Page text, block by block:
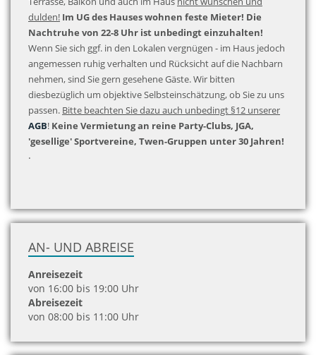
dulden! Im UG des Hauses wohnen feste Mieter! Die
Nachtruhe von 22-8 Uhr ist unbedingt einzuhalten!
Wenn Sie sich ggf. in den Lokalen vergnügen - im Haus jedoch
angemessen ruhig verhalten und Rücksicht auf die Nachbarn
nehmen, sind Sie gern gesehene Gäste. Wir bitten
diesbezüglich um objektive Selbsteinschätzung, ob Sie zu uns
passen. Bitte beachten Sie dazu auch unbedingt §12 unserer
AGB! Keine Vermietung an reine Party-Clubs, JGA,
'gesellige' Sportvereine, Twen-Gruppen unter 30 Jahren!
.
AN- UND ABREISE
Anreisezeit
von 16:00 bis 19:00 Uhr
Abreisezeit
von 08:00 bis 11:00 Uhr